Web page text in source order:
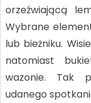
orzeźwiającą
Wybrane
lub bieżniku.
natomiast
wazonie. Tak
udanego